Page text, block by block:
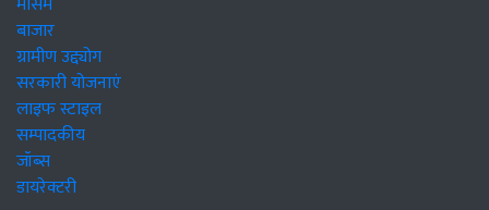
बाजार
ग्रामीण उद्द्योग
सरकारी योजनाएं
लाइफ स्टाइल
सम्पादकीय
जॉब्स
डायरेक्टरी